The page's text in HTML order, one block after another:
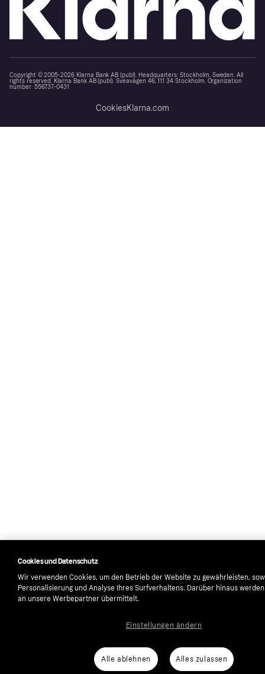
Copyright © 2005-2026 Klarna Bank AB (publ). Headquarters: Stockholm, Sweden. All
rights reserved. Klarna Bank AB (publ). Sveavägen 46, 111 34 Stockholm. Organization
number: 556737-0431
CookiesKlarna.com
Cookies und Datenschutz
Wir verwenden Cookies, um den Betrieb der Website zu gewährleisten,
Personalisierung und Analyse Ihres Surfverhaltens. Darüber hinaus
an unsere Werbepartner übermittelt.
Alle ablehnen Alles zulassen
Einstellungen ändern